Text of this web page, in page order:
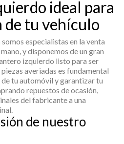
ideal para
de tu vehículo
especialistas en la venta
y disponemos de un gran
izquierdo listo para ser
averiadas es fundamental
tu automóvil y garantizar tu
repuestos de ocasión,
del fabricante a una
de nuestro